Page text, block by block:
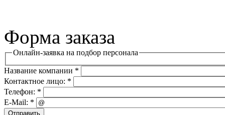
Форма заказа
Онлайн-заявка на подбор персонала
Название компании *
Контактное лицо: *
Телефон: *
E-Mail: *